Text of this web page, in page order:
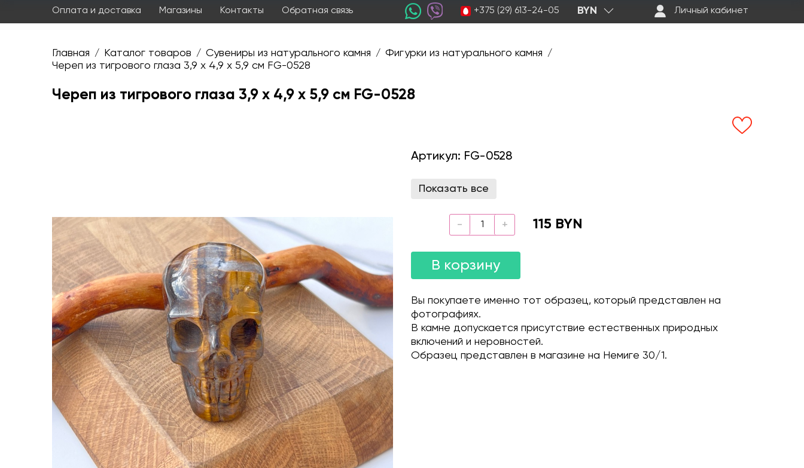
Оплата и доставка Магазины Контакты Обратная связь +375 (29) 613-24-05 BYN Личный кабинет
Главная / Каталог товаров / Сувениры из натурального камня / Фигурки из натурального камня /
Череп из тигрового глаза 3,9 х 4,9 х 5,9 см FG-0528
Череп из тигрового глаза 3,9 х 4,9 х 5,9 см FG-0528
Артикул: FG-0528
Показать все
115 BYN
В корзину
Вы покупаете именно тот образец, который представлен на
фотографиях.
В камне допускается присутствие естественных природных
включений и неровностей.
Образец представлен в магазине на Немиге 30/1.